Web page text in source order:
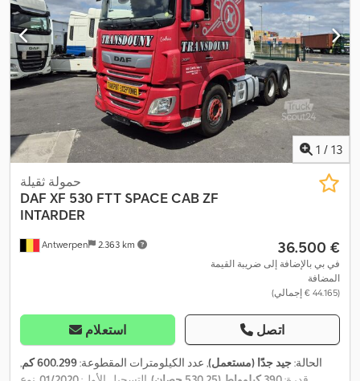
1 / 13
Antwerpen 2.363 km
حمولة ثقيلة
DAF XF 530 FTT SPACE CAB ZF
INTARDER
‏36.500 €
في بي بالإضافة إلى ضريبة القيمة
المضافة
(‏44.165 € إجمالي)
استعلام اتصل
الحالة:جيد جدًا (مستعمل), عدد الكيلومترات المقطوعة:600.299 كم
,